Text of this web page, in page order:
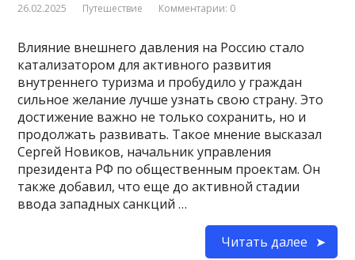
26.02.2025 Путешествие Комментарии: 0
Влияние внешнего давления на Россию стало
катализатором для активного развития
внутреннего туризма и пробудило у граждан
сильное желание лучше узнать свою страну. Это
достижение важно не только сохранить, но и
продолжать развивать. Такое мнение высказал
Сергей Новиков, начальник управления
президента РФ по общественным проектам. Он
также добавил, что еще до активной стадии
ввода западных санкций …
Читать далее